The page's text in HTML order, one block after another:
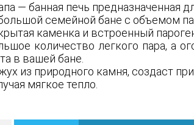
— банная печь предназначенная
семейной бане с объемом
каменка и встроенный
количество легкого пара, а
в вашей бане.
из природного камня, создаст
мягкое тепло.